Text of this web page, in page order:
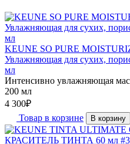
KEUNE SO PURE
Увлажняющая для сухих,
мл
Интенсивно увлажняющая
200 мл
4 300₽
Товар в корзине
В корзину